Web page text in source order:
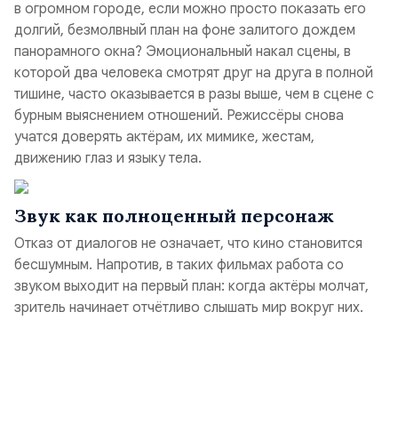
в огромном городе, если можно просто показать его
долгий, безмолвный план на фоне залитого дождем
панорамного окна? Эмоциональный накал сцены, в
которой два человека смотрят друг на друга в полной
тишине, часто оказывается в разы выше, чем в сцене с
бурным выяснением отношений. Режиссёры снова
учатся доверять актёрам, их мимике, жестам,
движению глаз и языку тела.
Звук как полноценный персонаж
Отказ от диалогов не означает, что кино становится
бесшумным. Напротив, в таких фильмах работа со
звуком выходит на первый план: когда актёры молчат,
зритель начинает отчётливо слышать мир вокруг них.